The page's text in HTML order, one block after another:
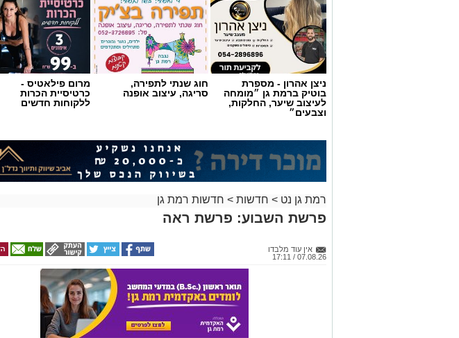
ניצן אהרון - מספרת
בוטיק ברמת גן ״מומחה
לעיצוב שיער, החלקות,
וצבעים״
חוג שנתי לתפירה,
סריגה, עיצוב אופנה
מרום פילאטיס -
כרטיסיית הכרות
ללקוחות חדשים
רמת גן נט > חדשות > חדשות רמת גן
פרשת השבוע: פרשת ראה
אין עוד מלבדו
07.08.26 / 17:11